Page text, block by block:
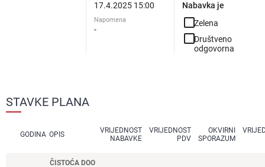
17.4.2025 15:00
Napomena
-
Nabavka je
check_box_outline_blankZelena
check_box_outline_blankDruštveno
odgovorna
STAVKE PLANA
GODINA OPIS
VRIJEDNOST
NABAVKE
VRIJEDNOST
PDV
OKVIRNI
SPORAZUM
ČISTOĆA DOO